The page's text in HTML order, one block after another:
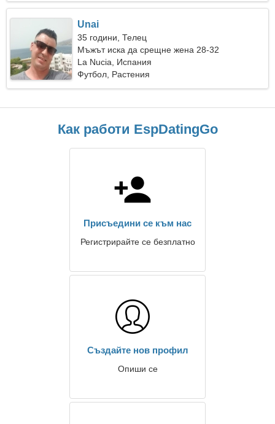
Unai
35 години, Телец
Мъжът иска да срещне жена 28-32
La Nucia, Испания
Футбол, Растения
Как работи EspDatingGo
Присъедини се към нас
Регистрирайте се безплатно
Създайте нов профил
Опиши се